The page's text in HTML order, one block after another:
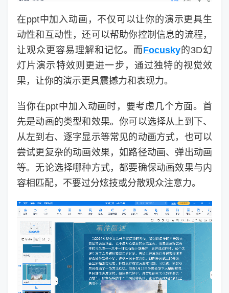
在ppt中加入动画，不仅可以让你的演示更具生
动性和互动性，还可以帮助你控制信息的流程，
让观众更容易理解和记忆。而Focusky的3D幻
灯片演示特效则更进一步，通过独特的视觉效
果，让你的演示更具震撼力和表现力。
当你在ppt中加入动画时，要考虑几个方面。首
先是动画的类型和效果。你可以选择从上到下、
从左到右、逐字显示等常见的动画方式，也可以
尝试更复杂的动画效果，如路径动画、弹出动画
等。无论选择哪种方式，都要确保动画效果与内
容相匹配，不要过分炫技或分散观众注意力。